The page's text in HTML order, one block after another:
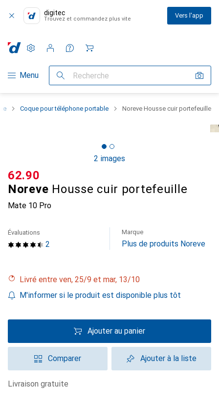
digitec
Trouvez et commandez plus vite Vers l'app
Navigation par catégorie
Menu Recherche
Paramètres
Compte client
Listes de comparaison
Listes d'envies
Panier
Coque pour téléphone portable Noreve Housse cuir portefeuille
2 images
Noreve Housse cuir portefeuille
Mate 10 Pro
CHF
62.90
2
Évaluations Marque
Plus de produits Noreve
Livré entre ven, 25/9 et mar, 13/10
M'informer si le produit est disponible plus tôt
Ajouter au panier
Comparer Ajouter à la liste
livraison gratuite